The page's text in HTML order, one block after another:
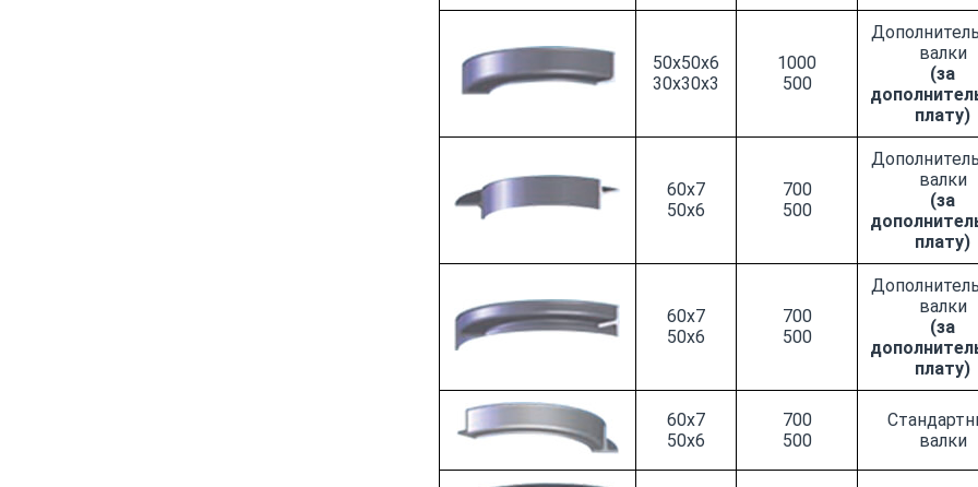
50x50x6
30x30x3
1000
500
валки
(за
плату)
60x7
50x6
700
500
валки
(за
плату)
60x7
50x6
700
500
валки
(за
плату)
60x7
50x6
700
500
валки